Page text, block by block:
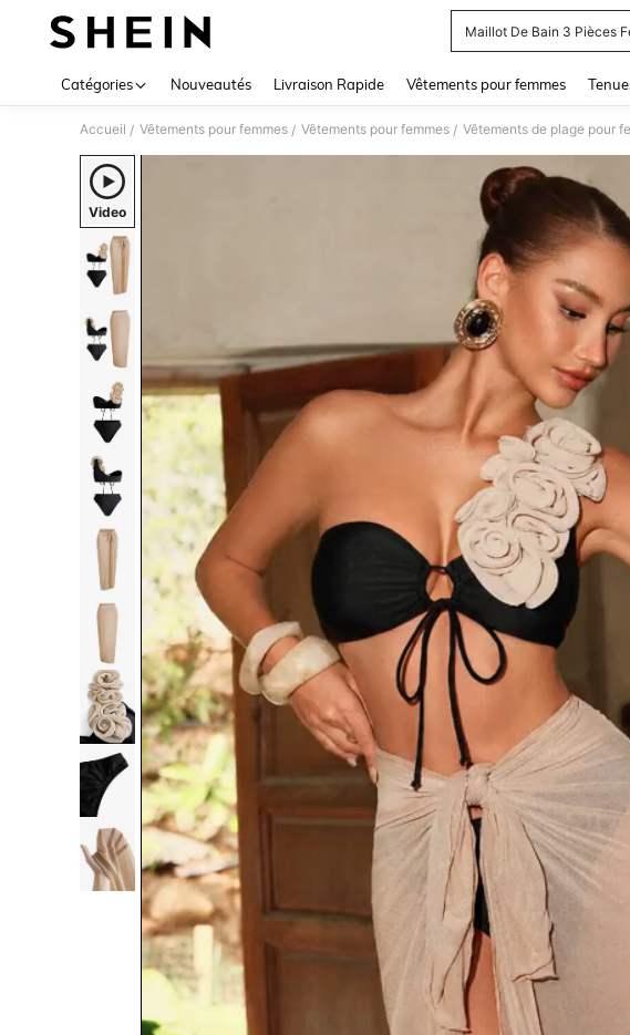
Maillot De Bain 3 Pièces
Catégories Nouveautés Livraison Rapide Vêtements pour femmes
Accueil / Vêtements pour femmes / Vêtements pour femmes / Vêtements de plage pour
Video